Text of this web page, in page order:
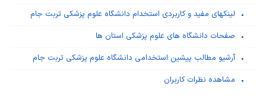
لینکهای مفید و کاربردی استخدام دانشگاه علوم پزشکی تربت جام
صفحات دانشگاه های علوم پزشکی استان ها
آرشیو مطالب پیشین استخدامی دانشگاه علوم پزشکی تربت جام
مشاهده نظرات کاربران